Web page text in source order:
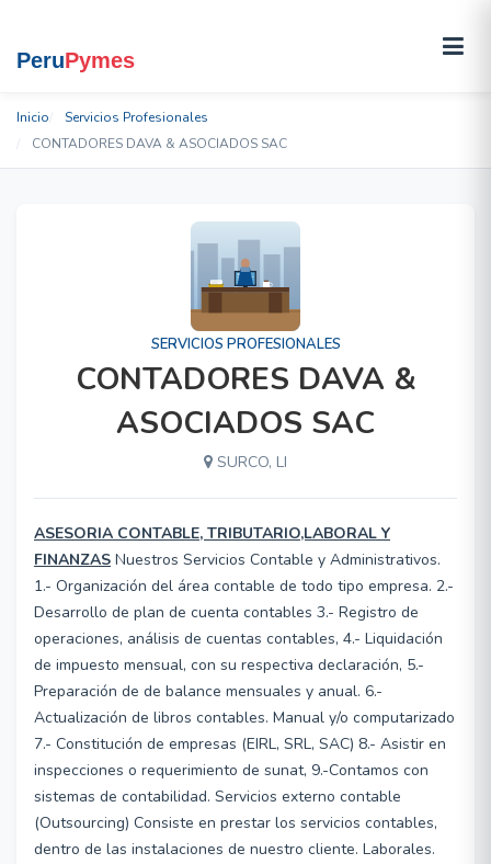
Inicio
Servicios Profesionales
CONTADORES DAVA & ASOCIADOS SAC
SERVICIOS PROFESIONALES
CONTADORES DAVA &
ASOCIADOS SAC
SURCO, LI
ASESORIA CONTABLE, TRIBUTARIO,LABORAL Y
FINANZAS Nuestros Servicios Contable y Administrativos.
1.- Organización del área contable de todo tipo empresa. 2.-
Desarrollo de plan de cuenta contables 3.- Registro de
operaciones, análisis de cuentas contables, 4.- Liquidación
de impuesto mensual, con su respectiva declaración, 5.-
Preparación de de balance mensuales y anual. 6.-
Actualización de libros contables. Manual y/o computarizado
7.- Constitución de empresas (EIRL, SRL, SAC) 8.- Asistir en
inspecciones o requerimiento de sunat, 9.-Contamos con
sistemas de contabilidad. Servicios externo contable
(Outsourcing) Consiste en prestar los servicios contables,
dentro de las instalaciones de nuestro cliente. Laborales.